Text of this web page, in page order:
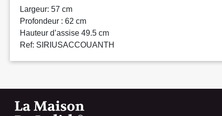
Largeur: 57 cm
Profondeur : 62 cm
Hauteur d’assise 49.5 cm
Ref: SIRIUSACCOUANTH